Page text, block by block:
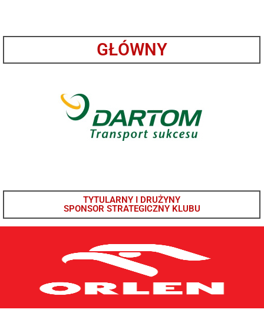
GŁÓWNY
TYTULARNY I DRUŻYNY
SPONSOR STRATEGICZNY KLUBU